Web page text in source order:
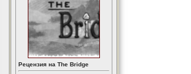
Рецензия на The Bridge